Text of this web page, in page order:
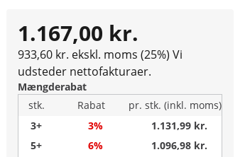
1.167,00 kr.
933,60 kr. ekskl. moms (25%) Vi
udsteder nettofakturaer.
Mængderabat
stk.
Rabat
pr. stk. (inkl. moms)
3+
3%
1.131,99 kr.
5+
6%
1.096,98 kr.